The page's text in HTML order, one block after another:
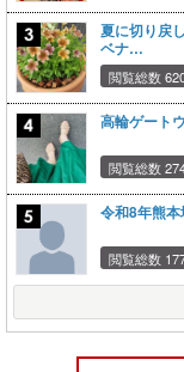
夏に切り戻
ベナ…
閲覧総数
高輪ゲート
閲覧総数
令和8年熊
閲覧総数